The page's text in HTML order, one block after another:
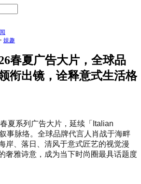
娱趣
春夏广告大片，全球品
衔出镜，诠释意式生活格
夏系列广告大片，延续「Italian
事脉络。全球品牌代言人肖战于海畔
岸、落日、清风于意式匠艺的视觉漫
奢雅诗意，成为当下时尚圈最具话题度